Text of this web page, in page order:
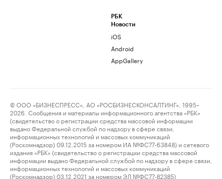
РБК
Новости
iOS
Android
AppGallery
© ООО «БИЗНЕСПРЕСС», АО «РОСБИЗНЕСКОНСАЛТИНГ», 1995–
2026. Сообщения и материалы информационного агентства «РБК»
(свидетельство о регистрации средства массовой информации
выдано Федеральной службой по надзору в сфере связи,
информационных технологий и массовых коммуникаций
(Роскомнадзор) 09.12.2015 за номером ИА №ФС77-63848) и сетевого
издания «РБК» (свидетельство о регистрации средства массовой
информации выдано Федеральной службой по надзору в сфере связи,
информационных технологий и массовых коммуникаций
(Роскомнадзор) 03.12.2021 за номером ЭЛ №ФС77-82385)